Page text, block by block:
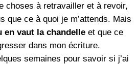
choses à retravailler et à revoir,
que ce à quoi je m’attends. Mais
en vaut la chandelle et que ce
dans mon écriture.
semaines pour savoir si j’ai